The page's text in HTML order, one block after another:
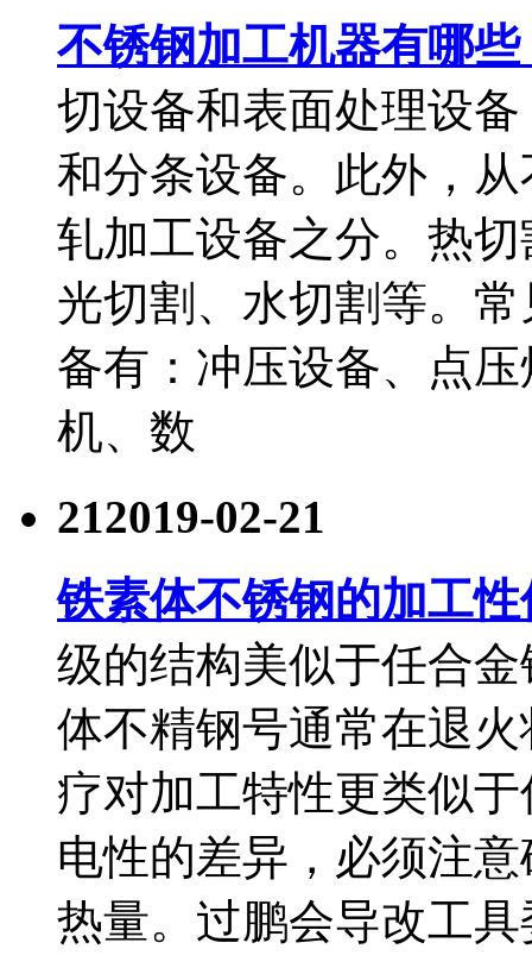
不锈钢加工机器有哪些
切设备和表面处理设
和分条设备。此外，
轧加工设备之分。热
光切割、水切割等。
备有：冲压设备、点
机、数
212019-02-21
铁素体不锈钢的加工性
级的结构美似于任合
体不精钢号通常在退
疗对加工特性更类似
电性的差异，必须注
热量。过鹏会导改工